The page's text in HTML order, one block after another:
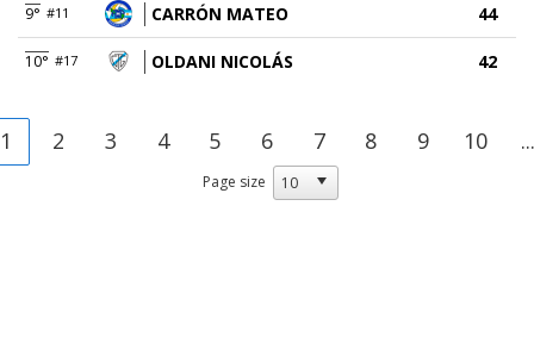
9° #11 CARRÓN MATEO 44
10° #17 OLDANI NICOLÁS 42
1 2 3 4 5 6 7 8 9 10 ...
Page size